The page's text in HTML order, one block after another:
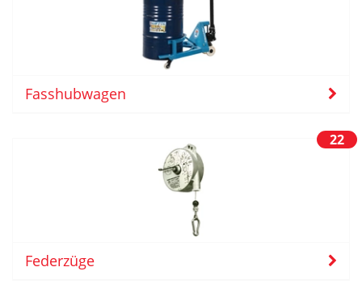
Fasshubwagen
22
Federzüge